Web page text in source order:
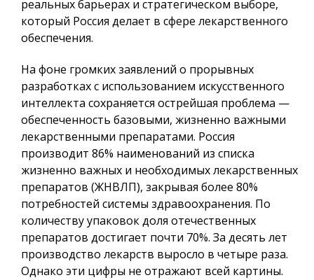
реальных барьерах и стратегическом выборе,
который Россия делает в сфере лекарственного
обеспечения.
На фоне громких заявлений о прорывных
разработках с использованием искусственного
интеллекта сохраняется острейшая проблема —
обеспеченность базовыми, жизненно важными
лекарственными препаратами. Россия
производит 86% наименований из списка
жизненно важных и необходимых лекарственных
препаратов (ЖНВЛП), закрывая более 80%
потребностей системы здравоохранения. По
количеству упаковок доля отечественных
препаратов достигает почти 70%. За десять лет
производство лекарств выросло в четыре раза.
Однако эти цифры не отражают всей картины.